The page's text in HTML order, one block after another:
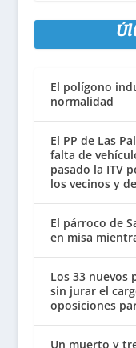
El polígono
normalidad
El PP de Las
falta de
pasado la ITV
los vecinos y
El párroco de
en misa
Los 33 nuevos
sin jurar el
oposiciones
Un muerto y